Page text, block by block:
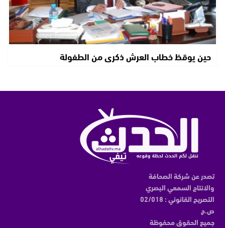
حين يوقظ خطاب العرش ذكرى من الطفولة
تصدر عن شركة الصحافة
والانتاج السمعي البصري
التصريح القانوني : 02/018
ص.ح
جميع الحقوق محفوظة